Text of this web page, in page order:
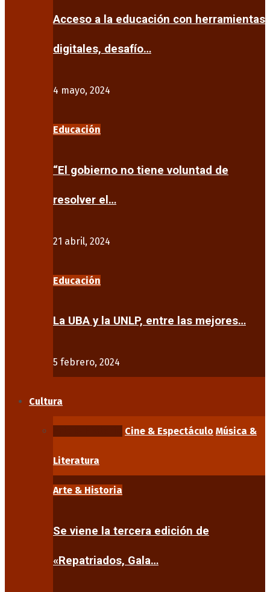
Acceso a la educación con herramientas
digitales, desafío…
4 mayo, 2024
Educación
“El gobierno no tiene voluntad de
resolver el…
21 abril, 2024
Educación
La UBA y la UNLP, entre las mejores…
5 febrero, 2024
Cultura
Cine & Espectáculo Música &
Literatura
Arte & Historia
Se viene la tercera edición de
«Repatriados, Gala…